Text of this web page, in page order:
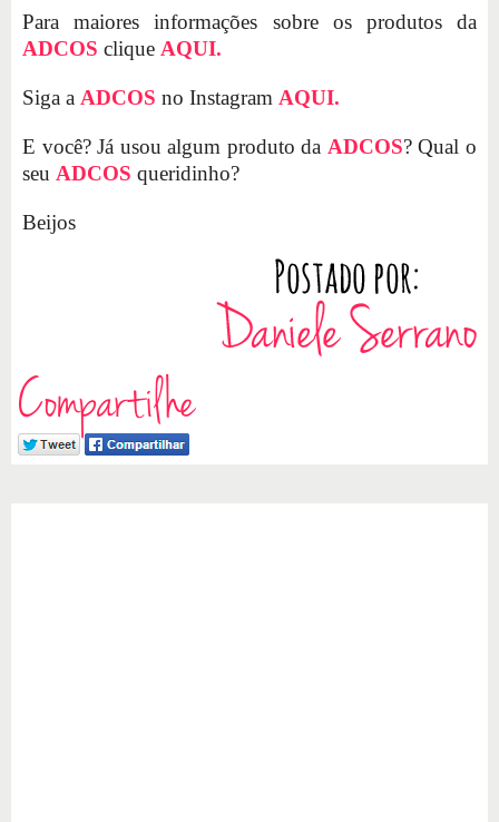
Para maiores informações sobre os produtos da
ADCOS clique AQUI.
Siga a ADCOS no Instagram AQUI.
E você? Já usou algum produto da ADCOS? Qual o
seu ADCOS queridinho?
Beijos
Compartilhe